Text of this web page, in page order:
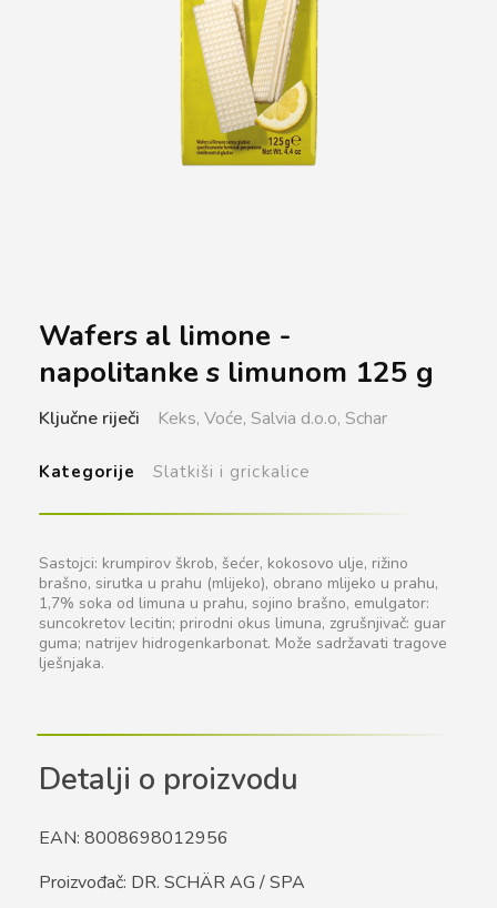
Wafers al limone -
napolitanke s limunom 125 g
Sastojci: krumpirov škrob, šećer, kokosovo ulje, rižino
brašno, sirutka u prahu (mlijeko), obrano mlijeko u prahu,
1,7% soka od limuna u prahu, sojino brašno, emulgator:
suncokretov lecitin; prirodni okus limuna, zgrušnjivač: guar
guma; natrijev hidrogenkarbonat. Može sadržavati tragove
lješnjaka.
Ključne riječi Keks, Voće, Salvia d.o.o, Schar
Kategorije Slatkiši i grickalice
Detalji o proizvodu
EAN: 8008698012956
Proizvođač: DR. SCHÄR AG / SPA